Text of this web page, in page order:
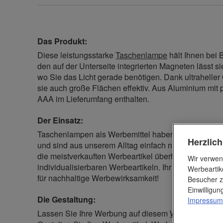
Das Produkt:
Diese leistungsstarkeTaschenlampe hält Ihnen bei
den auf der Unterseite integrierten Magneten lässt
wo Sie das Licht gerade benötigen. Dank
sie auch große Flächen effektiv. Aus Aluminium mit
AAA im Lieferumfang enthalten.
Der Einsatz:
Taschenlampen als Werbemittel haben für Ihre
und sind aus unserem Alltag einfach nicht mehr
die meistverkauften Werbeartikel
individualisierbaren Werbeartikeln. Ihr Logo und
für nachhaltige Werbewirksamkeit!
Die Gestaltung:
Lassen Sie Ihre Werbung auf diesemWerbeartikel
Wir
Besucher
Impressum